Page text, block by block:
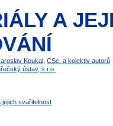
A
Koukal CSc. a kolektiv autorů
ústav, s.r.o.
jejich svařitelnost